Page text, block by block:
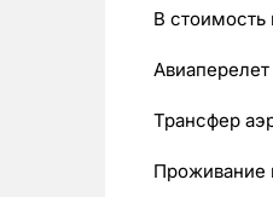
В стоимость
Авиаперелет
Трансфер
Проживание